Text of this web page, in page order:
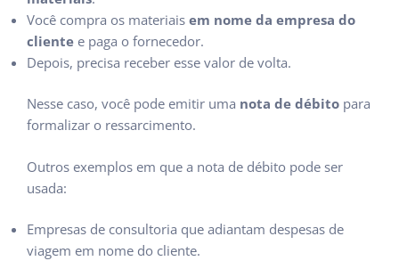
Você compra os materiais em nome da empresa do
cliente e paga o fornecedor.
Depois, precisa receber esse valor de volta.
Nesse caso, você pode emitir uma nota de débito para
formalizar o ressarcimento.
Outros exemplos em que a nota de débito pode ser
usada:
Empresas de consultoria que adiantam despesas de
viagem em nome do cliente.